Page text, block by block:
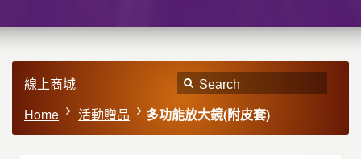
線上商城
Home
活動贈品 多功能放大鏡(附皮套)